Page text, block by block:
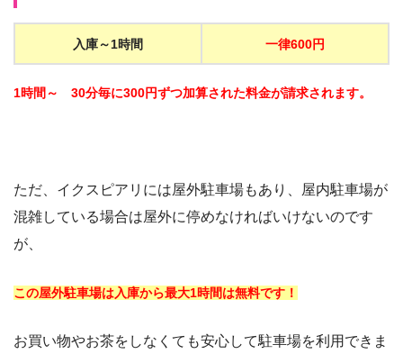
入庫～1時間 一律600円
1時間～ 30分毎に300円ずつ加算された料金が請求されます。
ただ、イクスピアリには屋外駐車場もあり、屋内駐車場が
混雑している場合は屋外に停めなければいけないのです
が、
この屋外駐車場は入庫から最大1時間は無料です！
お買い物やお茶をしなくても安心して駐車場を利用できま